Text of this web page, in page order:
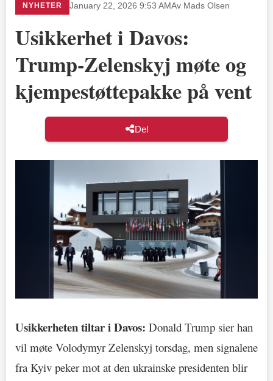
NYHETER January 22, 2026 9:53 AMAv Mads Olsen
Usikkerhet i Davos:
Trump-Zelenskyj møte og
kjempestøttepakke på vent
Del
Usikkerheten tiltar i Davos: Donald Trump sier han
vil møte Volodymyr Zelenskyj torsdag, men signalene
fra Kyiv peker mot at den ukrainske presidenten blir